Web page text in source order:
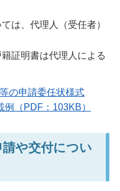
は、代理人（受任者）
証明書は代理人による
の申請委任状様式
例（PDF：103KB）
や交付につい